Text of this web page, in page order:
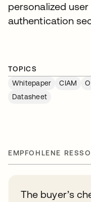
personalized
authentication
TOPICS
Whitepaper
CIAM
Datasheet
EMPFOHLENE
The buyer’s